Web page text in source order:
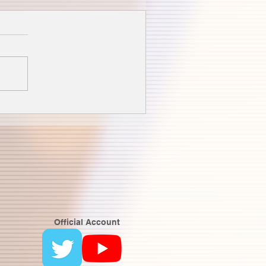
Official Account